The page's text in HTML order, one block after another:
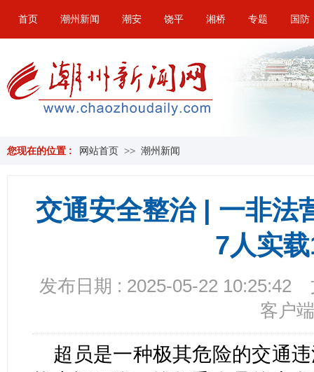
首页 潮州新闻 潮安 饶平 湘桥 专题 国防
您现在的位置 : 网站首页 >> 潮州新闻
交通安全整治 | 一非法
7人实
发布日期 : 2025-05-22 10:25:42
客户端
超员是一种极其危险的交通